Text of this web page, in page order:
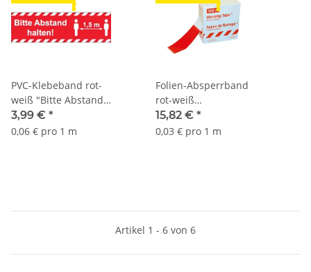
PVC-Klebeband rot-
weiß "Bitte Abstand
halten! 1,5m"
48mmx66m Sorte
3,99 € *
0,06 € pro 1 m
Folien-Absperrband
rot-weiß
80mmx500m Sorte
K945
15,82 € *
0,03 € pro 1 m
Artikel 1 - 6 von 6